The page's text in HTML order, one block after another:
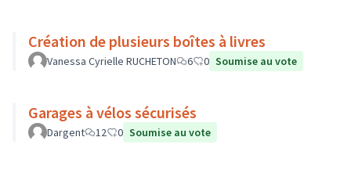
Création de plusieurs boîtes à livres
Vanessa Cyrielle RUCHETON 6 0 Soumise au vote
Garages à vélos sécurisés
Dargent 12 0 Soumise au vote